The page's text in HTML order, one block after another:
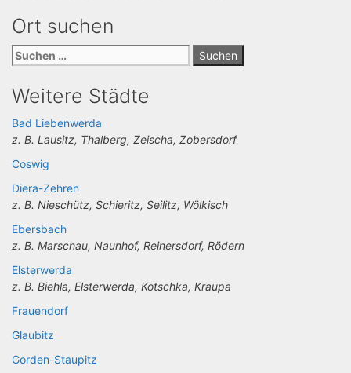
Ort suchen
Suchen
nach:
Weitere Städte
Bad Liebenwerda
z. B. Lausitz, Thalberg, Zeischa, Zobersdorf
Coswig
Diera-Zehren
z. B. Nieschütz, Schieritz, Seilitz, Wölkisch
Ebersbach
z. B. Marschau, Naunhof, Reinersdorf, Rödern
Elsterwerda
z. B. Biehla, Elsterwerda, Kotschka, Kraupa
Frauendorf
Glaubitz
Gorden-Staupitz